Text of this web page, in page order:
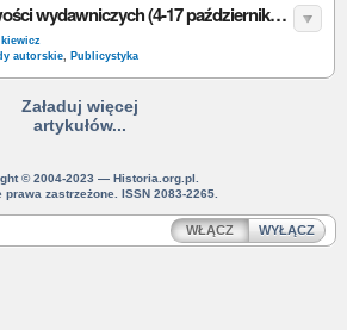
Przegląd nowości wydawniczych (4-17 października 2010)
autorskie, Publicystyka
Załaduj więcej
artykułów...
© 2004-2023 — Historia.org.pl.
prawa zastrzeżone. ISSN 2083-2265.
WŁĄCZ WYŁĄCZ